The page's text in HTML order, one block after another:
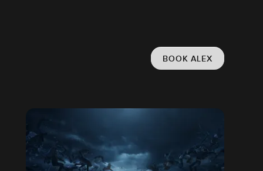
BOOK ALEX